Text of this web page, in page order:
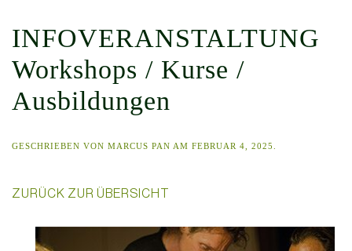
INFOVERANSTALTUNG
Workshops / Kurse /
Ausbildungen
GESCHRIEBEN VON MARCUS PAN AM FEBRUAR 4, 2025
ZURÜCK ZUR ÜBERSICHT